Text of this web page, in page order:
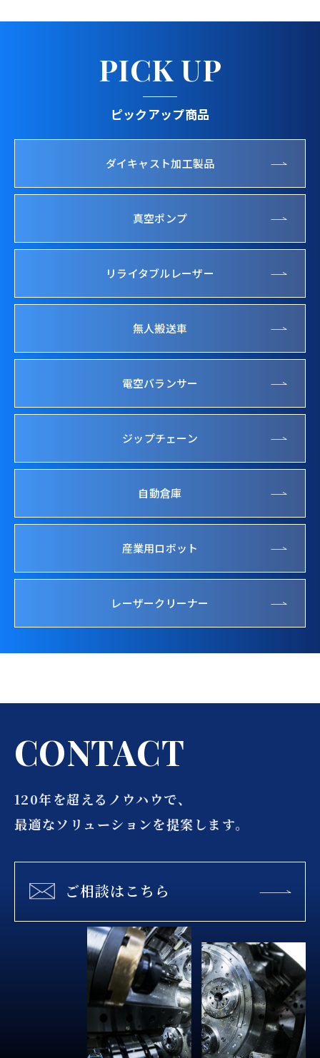
PICK UP
ピックアップ商品
ダイキャスト加工製品
真空ポンプ
リライタブルレーザー
無人搬送車
電空バランサー
ジップチェーン
自動倉庫
産業用ロボット
レーザークリーナー
CONTACT
120年を超えるノウハウで、
最適なソリューションを提案します。
ご相談はこちら